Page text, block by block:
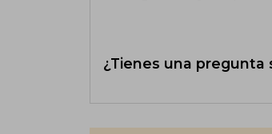
¿Tienes una pregunta